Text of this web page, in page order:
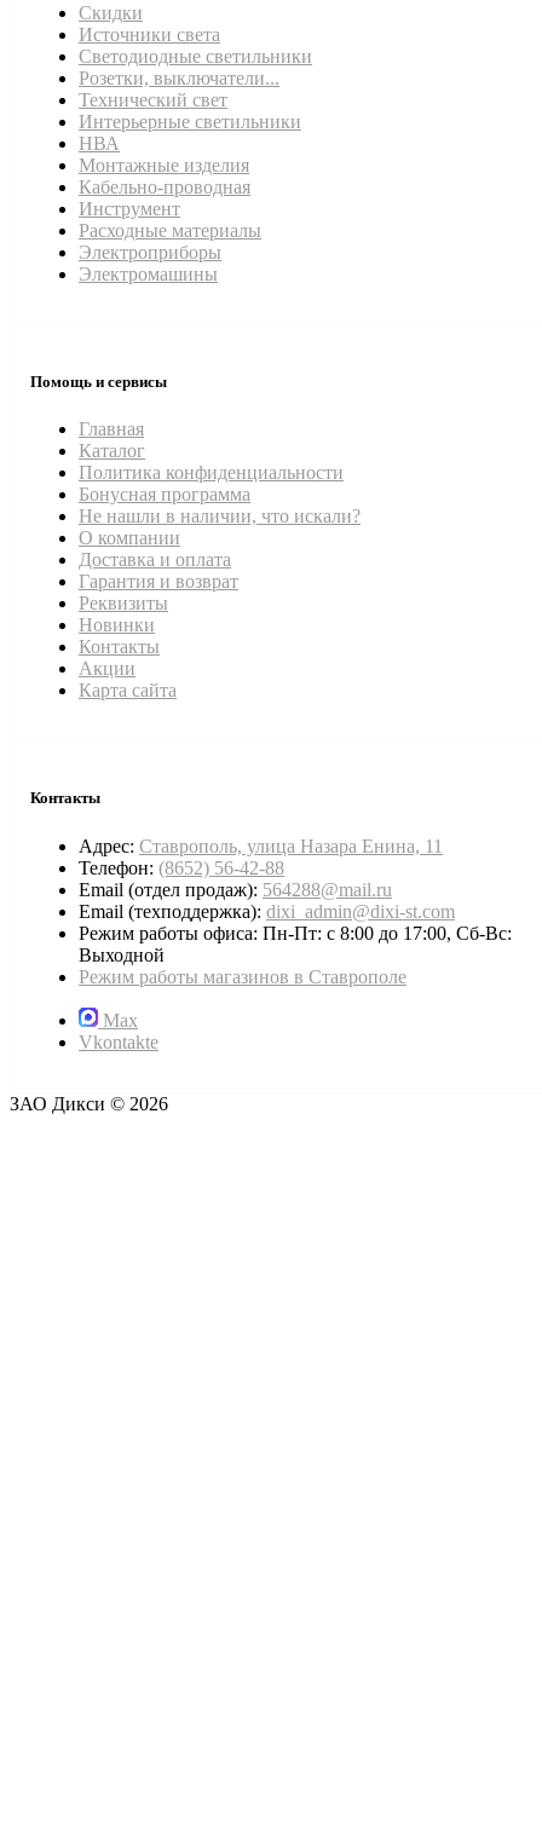
Скидки
Источники света
Светодиодные светильники
Розетки, выключатели...
Технический свет
Интерьерные светильники
НВА
Монтажные изделия
Кабельно-проводная
Инструмент
Расходные материалы
Электроприборы
Электромашины
Помощь и сервисы
Главная
Каталог
Политика конфиденциальности
Бонусная программа
Не нашли в наличии, что искали?
О компании
Доставка и оплата
Гарантия и возврат
Реквизиты
Новинки
Контакты
Акции
Карта сайта
Контакты
Адрес: Ставрополь, улица Назара Енина, 11
Телефон: (8652) 56-42-88
Email (отдел продаж): 564288@mail.ru
Email (техподдержка): dixi_admin@dixi-st.com
Режим работы офиса: Пн-Пт: с 8:00 до 17:00, Сб-Вс:
Выходной
Режим работы магазинов в Ставрополе
Max
Vkontakte
ЗАО Дикси © 2026